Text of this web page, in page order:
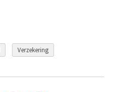
Verzekering